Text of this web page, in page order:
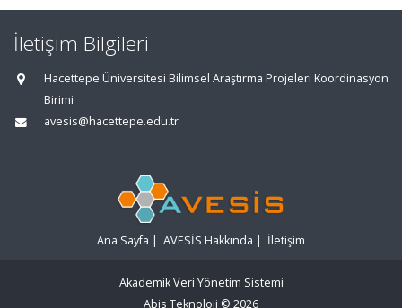
İletişim Bilgileri
Hacettepe Üniversitesi Bilimsel Araştırma Projeleri Koordinasyon
Birimi
avesis@hacettepe.edu.tr
Ana Sayfa | AVESİS Hakkında | İletişim
Akademik Veri Yönetim Sistemi
Abis Teknoloji © 2026